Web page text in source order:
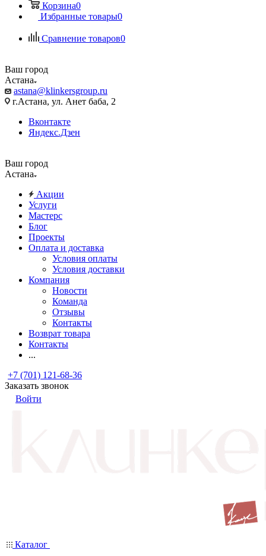
Корзина0
Избранные товары0
Сравнение товаров0
Ваш город
Астана
astana@klinkersgroup.ru
г.Астана, ул. Анет баба, 2
Вконтакте
Яндекс.Дзен
Ваш город
Астана
Акции
Услуги
Мастерс
Блог
Проекты
Оплата и доставка
Условия оплаты
Условия доставки
Компания
Новости
Команда
Отзывы
Контакты
Возврат товара
Контакты
...
+7 (701) 121-68-36
Заказать звонок
Войти
Каталог